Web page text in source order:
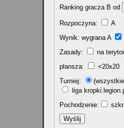
Ranking gracza B od
Rozpoczyna: A
Wynik: wygrana A
Zasady:
na
plansza:
<20x20
Turniej:
liga
Pochodzenie: